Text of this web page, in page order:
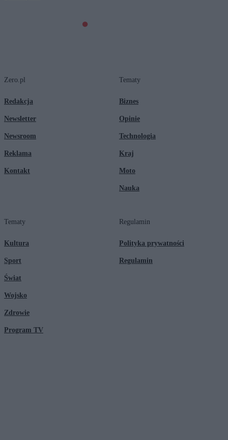
Zero.pl
Redakcja
Newsletter
Newsroom
Reklama
Kontakt
Tematy
Biznes
Opinie
Technologia
Kraj
Moto
Nauka
Tematy
Kultura
Sport
Świat
Wojsko
Zdrowie
Program TV
Regulamin
Polityka prywatności
Regulamin